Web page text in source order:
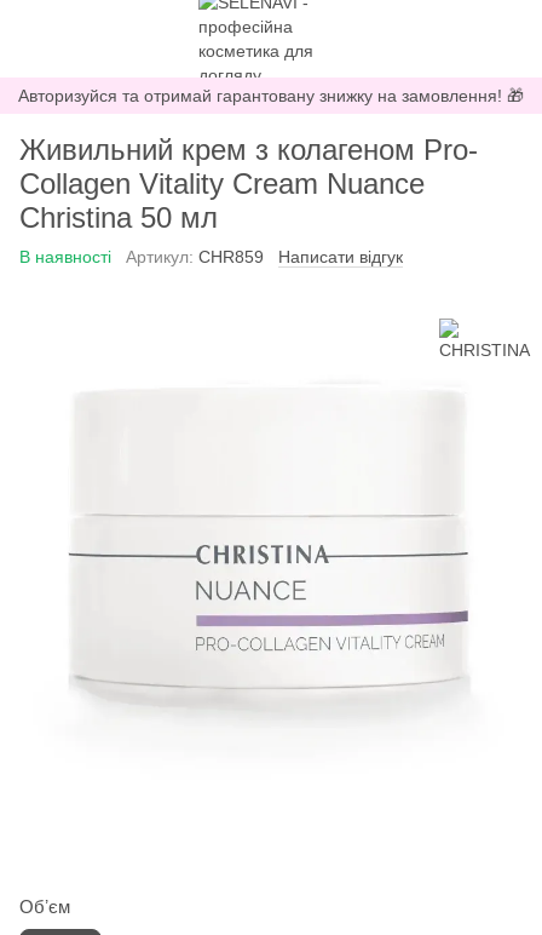
Авторизуйся та отримай гарантовану знижку на замовлення! 🎁
Живильний крем з колагеном Pro-
Collagen Vitality Cream Nuance
Christina 50 мл
В наявності Артикул: CHR859 Написати відгук
Обʼєм